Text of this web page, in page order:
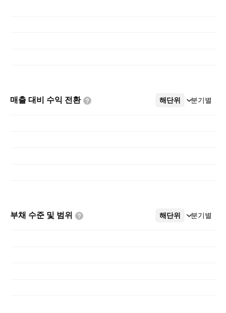
매출 대비 수익 전환 해단위 분기별
더보기
부채 수준 및 범위 해단위 분기별
더보기